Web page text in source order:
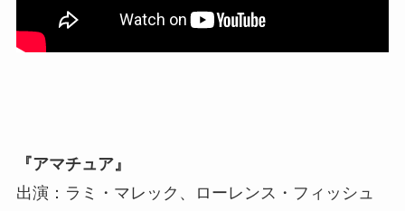
『アマチュア』
出演：ラミ・マレック、ローレンス・フィッシュ